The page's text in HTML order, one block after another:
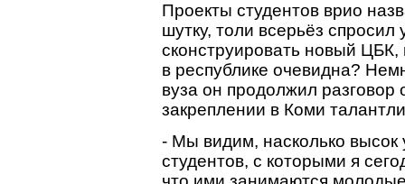
Проекты студентов врио
шутку, толи всерьёз
сконструировать новый
в республике очевидна?
вуза он продолжил
закреплении в Коми
- Мы видим, насколько высок
студентов, с которыми я